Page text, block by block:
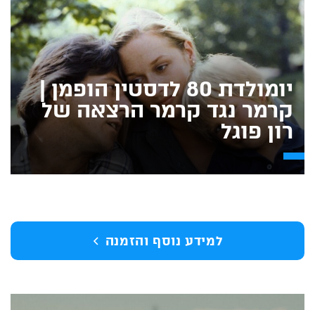
יומולדת 80 לדסטין הופמן |
קרמר נגד קרמר הרצאה של
רון פוגל
למידע נוסף והזמנה